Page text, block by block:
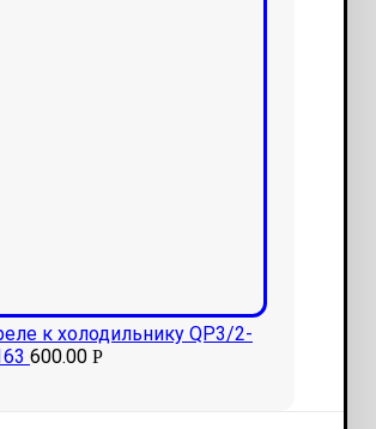
к холодильнику QP3/2-
600.00 Р